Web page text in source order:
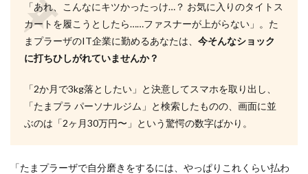
「あれ、こんなにキツかったっけ…？ お気に入りのタイトス
カートを履こうとしたら……ファスナーが上がらない」。た
まプラーザのIT企業に勤めるあなたは、 今そんなショック
に打ちひしがれていませんか？
「2か月で3kg落としたい」と決意してスマホを取り出し、
「たまプラ パーソナルジム」と検索したものの、画面に並
ぶのは「2ヶ月30万円〜」という驚愕の数字ばかり。
「たまプラーザで自分磨きをするには、やっぱりこれくらい払わ